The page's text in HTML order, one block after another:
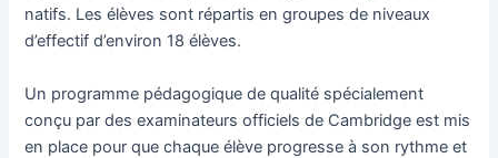
natifs. Les élèves sont répartis en groupes de niveaux
d’effectif d’environ 18 élèves.
Un programme pédagogique de qualité spécialement
conçu par des examinateurs officiels de Cambridge est mis
en place pour que chaque élève progresse à son rythme et